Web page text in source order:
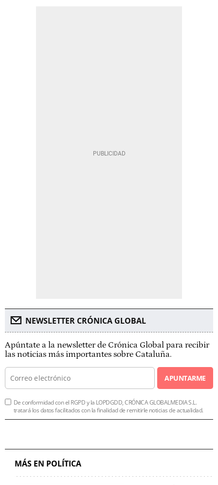
NEWSLETTER CRÓNICA GLOBAL
Apúntate a la newsletter de Crónica Global para recibir
las noticias más importantes sobre Cataluña.
APUNTARME
De conformidad con el RGPD y la LOPDGDD, CRÓNICA GLOBALMEDIA S.L.
tratará los datos facilitados con la finalidad de remitirle noticias de actualidad.
MÁS EN POLÍTICA